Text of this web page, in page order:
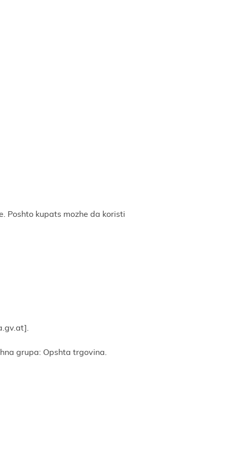
Poshto kupats mozhe da koristi
].
grupa: Opshta trgovina.